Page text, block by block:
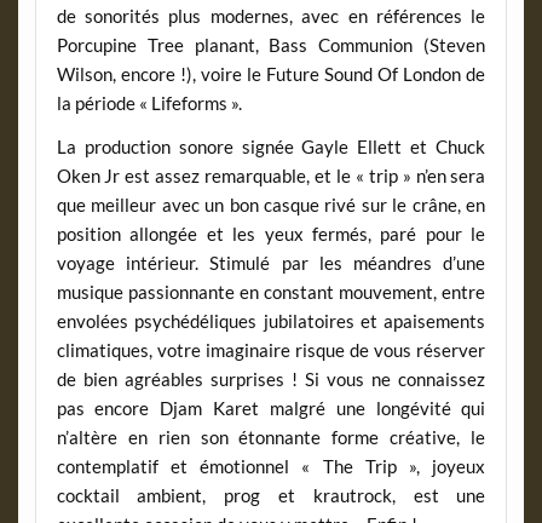
de sonorités plus modernes, avec en références le
Porcupine Tree planant, Bass Communion (Steven
Wilson, encore !), voire le Future Sound Of London de
la période « Lifeforms ».
La production sonore signée Gayle Ellett et Chuck
Oken Jr est assez remarquable, et le « trip » n’en sera
que meilleur avec un bon casque rivé sur le crâne, en
position allongée et les yeux fermés, paré pour le
voyage intérieur. Stimulé par les méandres d’une
musique passionnante en constant mouvement, entre
envolées psychédéliques jubilatoires et apaisements
climatiques, votre imaginaire risque de vous réserver
de bien agréables surprises ! Si vous ne connaissez
pas encore Djam Karet malgré une longévité qui
n’altère en rien son étonnante forme créative, le
contemplatif et émotionnel « The Trip », joyeux
cocktail ambient, prog et krautrock, est une